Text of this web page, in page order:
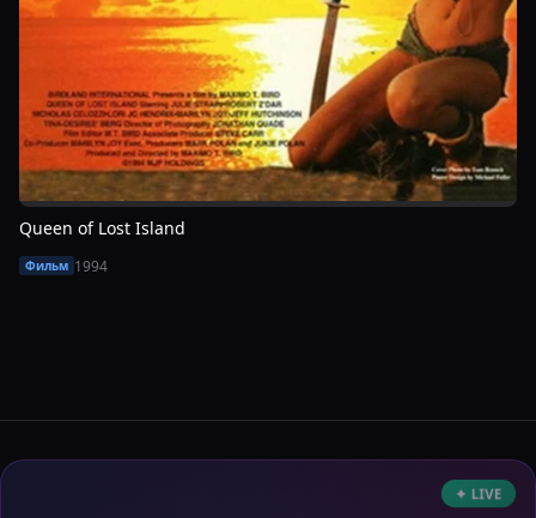
Queen of Lost Island
Фильм 1994
✦ LIVE